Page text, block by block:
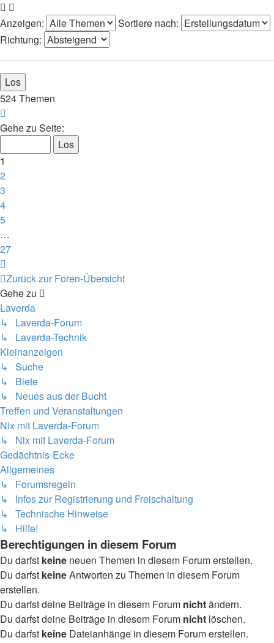
Anzeigen:
Sortiere nach:
Richtung:
524 Themen
1
27
Gehe zu Seite:
1
2
3
4
5
…
27
Zurück zur Foren-Übersicht
Gehe zu
Laverda
↳ Laverda-Forum
↳ Laverda-Technik
Kleinanzeigen
↳ Suche
↳ Biete
↳ Neues aus der Bucht
Treffen und Veranstaltungen
Nix mit Laverda-Forum
↳ Nix mit Laverda-Forum
Gedächtnis-Ecke
Allgemeines
↳ Forumsregeln
↳ Infos zur Registrierung und Freischaltung
↳ Technische Hinweise
↳ Hilfe!
Berechtigungen in diesem Forum
Du darfst keine neuen Themen in diesem Forum erstellen.
Du darfst keineAntworten zu Themen in diesem Forum
erstellen.
Du darfst deine Beiträge in diesem Forum nichtändern.
Du darfst deine Beiträge in diesem Forum nicht löschen.
Du darfst keine Dateianhänge in diesem Forum erstellen.